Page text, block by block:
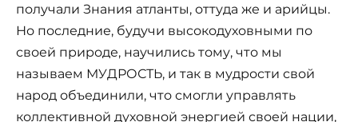
получали Знания атланты, оттуда же и арийцы.
Но последние, будучи высокодуховными по
своей природе, научились тому, что мы
называем МУДРОСТЬ, и так в мудрости свой
народ объединили, что смогли управлять
коллективной духовной энергией своей нации,